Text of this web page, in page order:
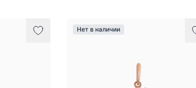
Нет в наличии